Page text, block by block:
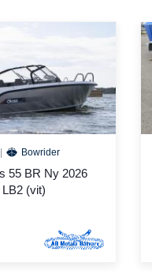
Bowrider
55 BR Ny 2026
(vit)